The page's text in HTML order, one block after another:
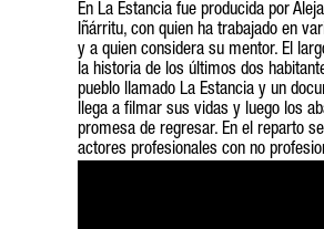
En La Estancia fue producida por
Iñárritu, con quien ha trabajado en
y a quien considera su mentor. El
la historia de los últimos dos
pueblo llamado La Estancia y un
llega a filmar sus vidas y luego los
promesa de regresar. En el reparto
actores profesionales con no